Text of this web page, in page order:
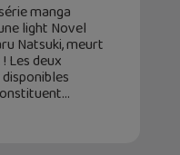
manga
light Novel
Natsuki, meurt
Les deux